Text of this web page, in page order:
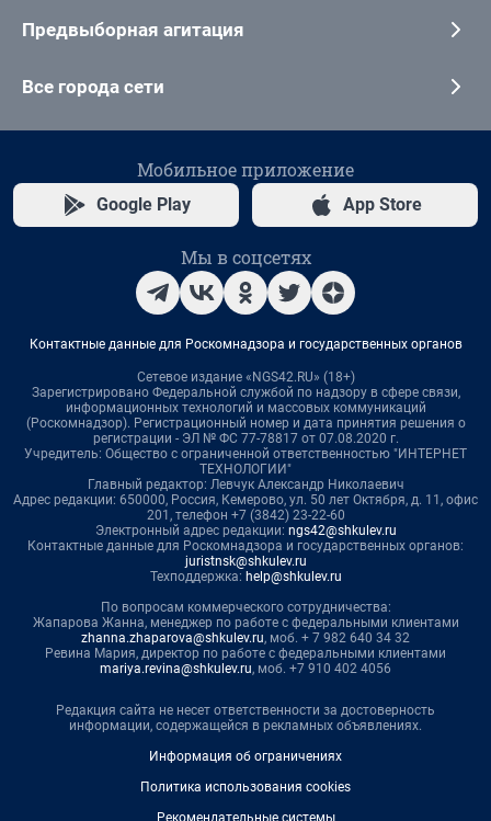
Предвыборная агитация
Все города сети
Мобильное приложение
Google Play App Store
Мы в соцсетях
Контактные данные для Роскомнадзора и государственных органов
Сетевое издание «NGS42.RU» (18+)
Зарегистрировано Федеральной службой по надзору в сфере связи,
информационных технологий и массовых коммуникаций
(Роскомнадзор). Регистрационный номер и дата принятия решения о
регистрации - ЭЛ № ФС 77-78817 от 07.08.2020 г.
Учредитель: Общество с ограниченной ответственностью "ИНТЕРНЕТ
ТЕХНОЛОГИИ"
Главный редактор: Левчук Александр Николаевич
Адрес редакции: 650000, Россия, Кемерово, ул. 50 лет Октября, д. 11, офис
201, телефон +7 (3842) 23-22-60
Электронный адрес редакции: ngs42@shkulev.ru
Контактные данные для Роскомнадзора и государственных органов:
juristnsk@shkulev.ru
Техподдержка: help@shkulev.ru
По вопросам коммерческого сотрудничества:
Жапарова Жанна, менеджер по работе с федеральными клиентами
zhanna.zhaparova@shkulev.ru, моб. + 7 982 640 34 32
Ревина Мария, директор по работе с федеральными клиентами
mariya.revina@shkulev.ru, моб. +7 910 402 4056
Редакция сайта не несет ответственности за достоверность
информации, содержащейся в рекламных объявлениях.
Информация об ограничениях
Политика использования cookies